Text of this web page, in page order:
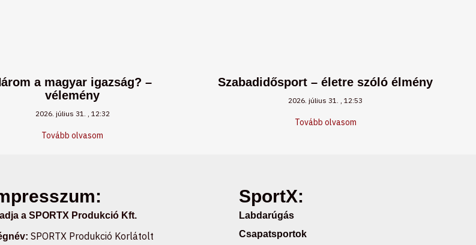
a magyar igazság? –
vélemény
2026. július 31. 12:32
Tovább olvasom
Szabadidősport – életre szóló élmény
2026. július 31. 12:53
Tovább olvasom
a SPORTX Produkció Kft.
SPORTX Produkció Korlátolt
SportX:
Labdarúgás
Csapatsportok